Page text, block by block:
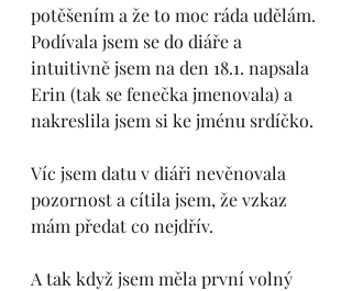
potěšením a že to moc ráda udělám.
Podívala jsem se do diáře a
intuitivně jsem na den 18.1. napsala
Erin (tak se fenečka jmenovala) a
nakreslila jsem si ke jménu srdíčko.
Víc jsem datu v diáři nevěnovala
pozornost a cítila jsem, že vzkaz
mám předat co nejdřív.
A tak když jsem měla první volný